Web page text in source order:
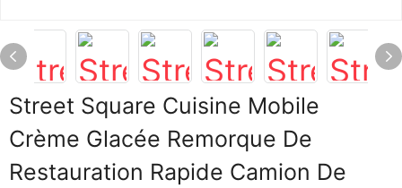
Street Square Cuisine Mobile
Crème Glacée Remorque De
Restauration Rapide Camion De